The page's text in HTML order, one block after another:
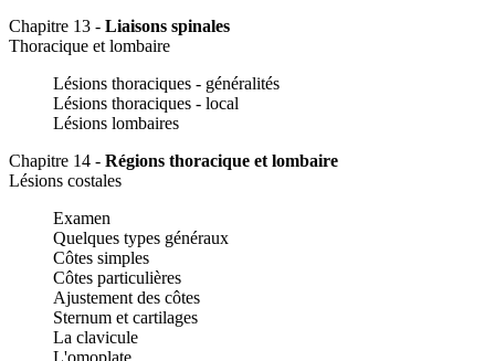
Chapitre 13 - Liaisons spinales
Thoracique et lombaire
Lésions thoraciques - généralités
Lésions thoraciques - local
Lésions lombaires
Chapitre 14 - Régions thoracique et lombaire
Lésions costales
Examen
Quelques types généraux
Côtes simples
Côtes particulières
Ajustement des côtes
Sternum et cartilages
La clavicule